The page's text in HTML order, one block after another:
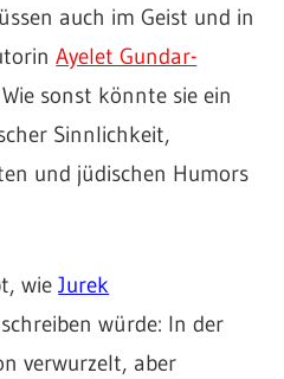
auch im Geist und in
Ayelet Gundar-
sonst könnte sie ein
Sinnlichkeit,
und jüdischen Humors
wieJurek
würde: In der
verwurzelt, aber